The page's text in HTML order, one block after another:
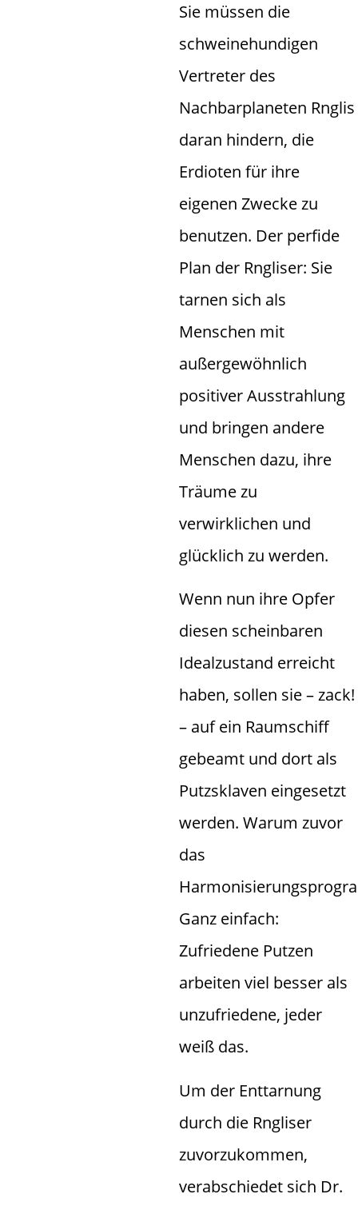
Sie müssen die
schweinehundigen
Vertreter des
Nachbarplaneten Rnglis
daran hindern, die
Erdioten für ihre
eigenen Zwecke zu
benutzen. Der perfide
Plan der Rngliser: Sie
tarnen sich als
Menschen mit
außergewöhnlich
positiver Ausstrahlung
und bringen andere
Menschen dazu, ihre
Träume zu
verwirklichen und
glücklich zu werden.
Wenn nun ihre Opfer
diesen scheinbaren
Idealzustand erreicht
haben, sollen sie – zack!
– auf ein Raumschiff
gebeamt und dort als
Putzsklaven eingesetzt
werden. Warum zuvor
das
Ganz einfach:
Zufriedene Putzen
arbeiten viel besser als
unzufriedene, jeder
weiß das.
Um der Enttarnung
durch die Rngliser
zuvorzukommen,
verabschiedet sich Dr.